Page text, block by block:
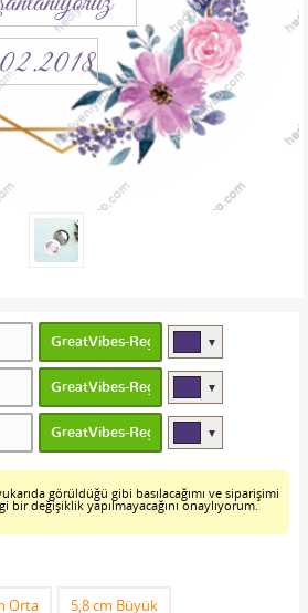
▼
▼
▼
görüldüğü gibi basılacağımı ve siparişimi
bir değişiklik yapılmayacağını onaylıyorum.
Orta 5,8 cm Büyük